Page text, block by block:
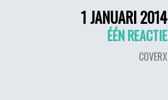
1 JANUARI 2014
ÉÉN REACTIE
COVERX